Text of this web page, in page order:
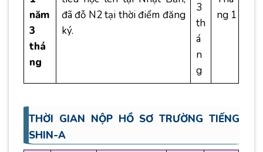
năm
3
thá
ng
đã đỗ N2 tại thời điểm đăng
ký.
3
th
á
n
g
ng 1
THỜI GIAN NỘP HỒ SƠ TRƯỜNG TIẾNG
SHIN-A